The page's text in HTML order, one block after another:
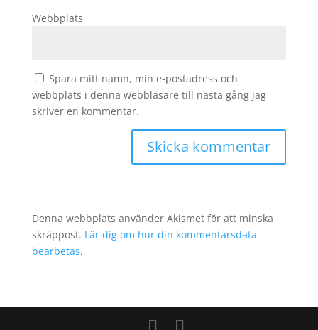
Webbplats
Spara mitt namn, min e-postadress och
webbplats i denna webbläsare till nästa gång jag
skriver en kommentar.
Denna webbplats använder Akismet för att minska
skräppost. Lär dig om hur din kommentarsdata
bearbetas.